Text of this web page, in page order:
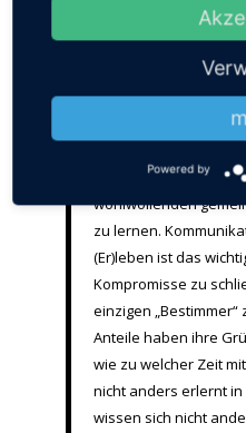
Anregung: (Hoch-
„Hausbesetzer“ zu
nicht als der
dissoziativem
wohlwollenden
zu lernen.
(Er)leben ist das
Kompromisse zu
einzigen
Anteile haben ihre
wie zu welcher Zeit
nicht anders erlernt
wissen sich nicht
Powered by